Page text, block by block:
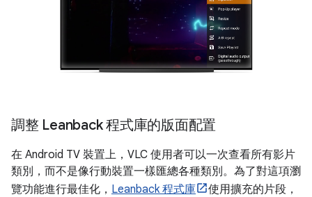
調整 Leanback 程式庫的版面配置
在 Android TV 裝置上，VLC 使用者可以一次查看所有影片
類別，而不是像行動裝置一樣匯總各種類別。為了對這項瀏
覽功能進行最佳化， Leanback 程式庫
使用擴充的片段，